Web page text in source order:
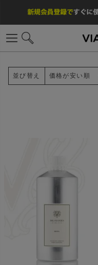
並び替え 価格が安い順